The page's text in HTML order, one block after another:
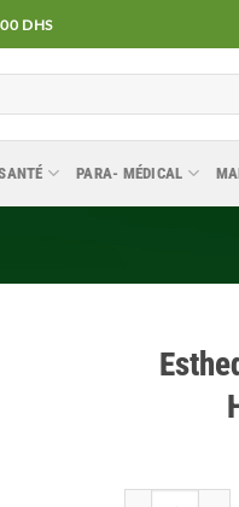
DHS
PARA- MÉDICAL